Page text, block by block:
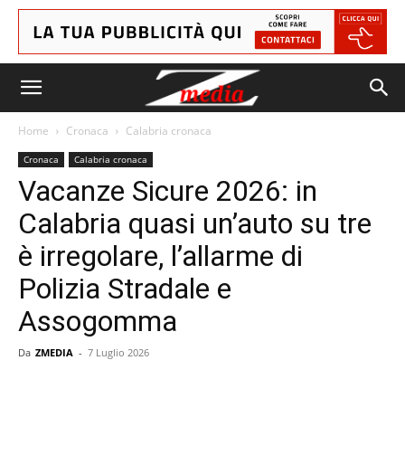
Home Cronaca Calabria cronaca
Cronaca Calabria cronaca
Vacanze Sicure 2026: in
Calabria quasi un’auto su tre
è irregolare, l’allarme di
Polizia Stradale e
Assogomma
Da ZMEDIA - 7 Luglio 2026